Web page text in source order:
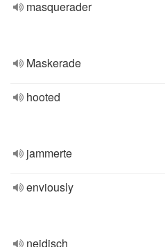
masquerader
Maskerade
hooted
jammerte
enviously
neidisch